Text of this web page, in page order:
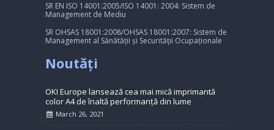
SR EN ISO 14001:2005/ISO 14001: 2004: Sistem de
Management de Mediu
SR OHSAS 18001:2008/OHSAS 18001:2007: Sistem de
Management al Sănătății și Securității Ocupaționale
Noutăți
OKI Europe lansează cea mai mică imprimantă
color A4 de înaltă performanță din lume
March 26, 2021